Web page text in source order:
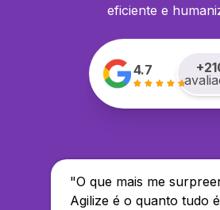
eficiente e
4.7 +
"O que mais me
Agilize é o quanto tudo